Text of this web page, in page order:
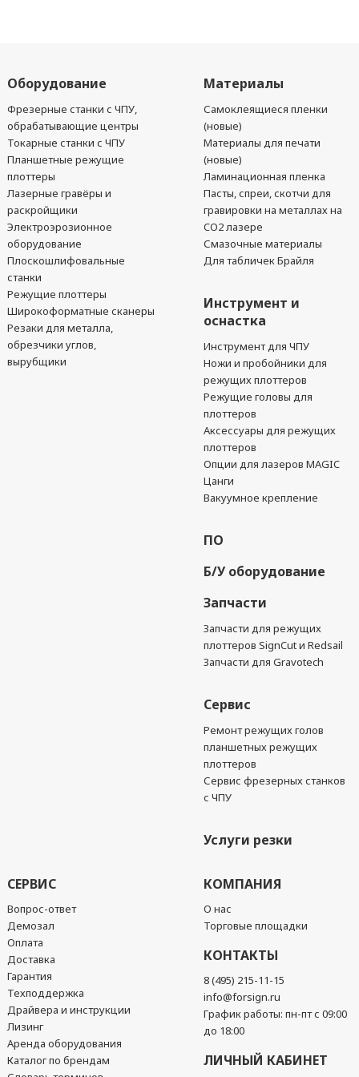
Оборудование
Фрезерные станки с ЧПУ,
обрабатывающие центры
Токарные станки с ЧПУ
Планшетные режущие
плоттеры
Лазерные гравёры и
раскройщики
Электроэрозионное
оборудование
Плоскошлифовальные
станки
Режущие плоттеры
Широкоформатные сканеры
Резаки для металла,
обрезчики углов,
вырубщики
Материалы
Самоклеящиеся пленки
(новые)
Материалы для печати
(новые)
Ламинационная пленка
Пасты, спреи, скотчи для
гравировки на металлах на
CO2 лазере
Смазочные материалы
Для табличек Брайля
Инструмент и
оснастка
Инструмент для ЧПУ
Ножи и пробойники для
режущих плоттеров
Режущие головы для
плоттеров
Аксессуары для режущих
плоттеров
Опции для лазеров MAGIC
Цанги
Вакуумное крепление
ПО
Б/У оборудование
Запчасти
Запчасти для режущих
плоттеров SignCut и Redsail
Запчасти для Gravotech
Сервис
Ремонт режущих голов
планшетных режущих
плоттеров
Сервис фрезерных станков
с ЧПУ
Услуги резки
СЕРВИС
Вопрос-ответ
Демозал
Оплата
Доставка
Гарантия
Техподдержка
Драйвера и инструкции
Лизинг
Аренда оборудования
Каталог по брендам
КОМПАНИЯ
О нас
Торговые площадки
КОНТАКТЫ
8 (495) 215-11-15
info@forsign.ru
График работы: пн-пт с 09:00
до 18:00
ЛИЧНЫЙ КАБИНЕТ